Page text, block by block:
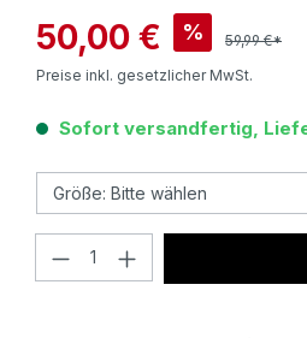
Verkaufspreis:
50,00 € %
59,99 €*
Preise inkl. gesetzlicher MwSt.
Sofort versandfertig,
Produkt Anzahl: